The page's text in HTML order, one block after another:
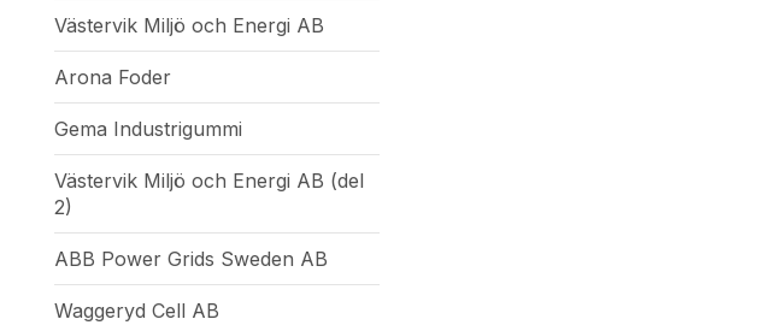
Västervik Miljö och Energi AB
Arona Foder
Gema Industrigummi
Västervik Miljö och Energi AB (del
2)
ABB Power Grids Sweden AB
Waggeryd Cell AB